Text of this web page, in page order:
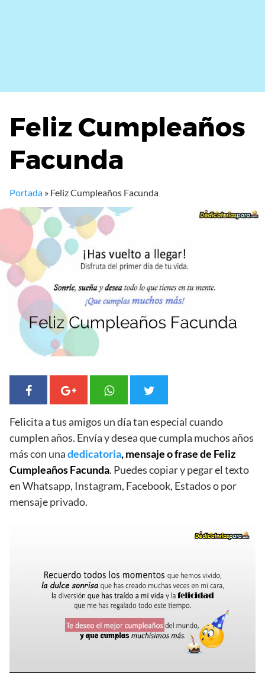
Feliz Cumpleaños
Facunda
Portada » Feliz Cumpleaños Facunda
Felicita a tus amigos un día tan especial cuando
cumplen años. Envía y desea que cumpla muchos años
más con unadedicatoria, mensaje o frase de Feliz
Cumpleaños Facunda. Puedes copiar y pegar el texto
en Whatsapp, Instagram, Facebook, Estados o por
mensaje privado.